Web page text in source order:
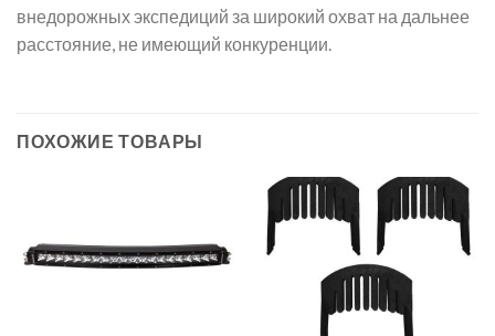
внедорожных экспедиций за широкий охват на дальнее
расстояние, не имеющий конкуренции.
ПОХОЖИЕ ТОВАРЫ